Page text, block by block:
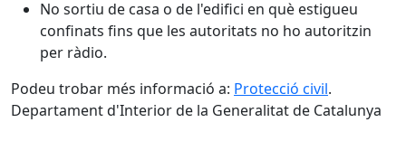
No sortiu de casa o de l'edifici en què estigueu
confinats fins que les autoritats no ho autoritzin
per ràdio.
Podeu trobar més informació a: Protecció civil.
Departament d'Interior de la Generalitat de Catalunya